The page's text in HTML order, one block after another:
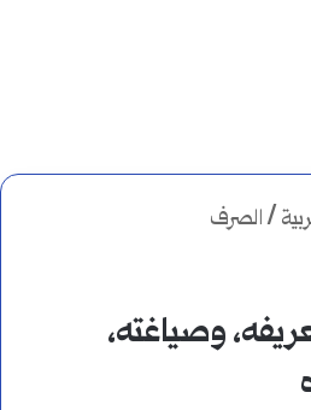
/الصرف
وصياغته،